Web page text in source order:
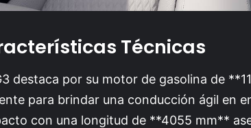
Técnicas
destaca por su motor de gasolina de
para brindar una conducción ágil en
con una longitud de **4055 mm**